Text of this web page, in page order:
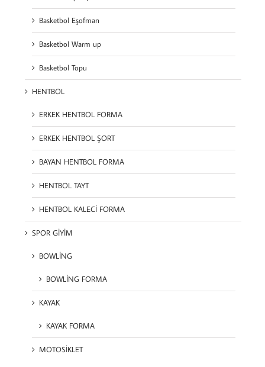
Basketbol Eşofman
Basketbol Warm up
Basketbol Topu
HENTBOL
ERKEK HENTBOL FORMA
ERKEK HENTBOL ŞORT
BAYAN HENTBOL FORMA
HENTBOL TAYT
HENTBOL KALECİ FORMA
SPOR GİYİM
BOWLİNG
BOWLİNG FORMA
KAYAK
KAYAK FORMA
MOTOSİKLET